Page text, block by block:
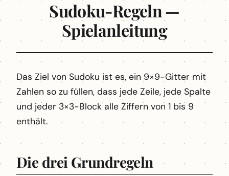
Sudoku-Regeln —
Spielanleitung
Das Ziel von Sudoku ist es, ein 9×9-Gitter mit
Zahlen so zu füllen, dass jede Zeile, jede Spalte
und jeder 3×3-Block alle Ziffern von 1 bis 9
enthält.
Die drei Grundregeln